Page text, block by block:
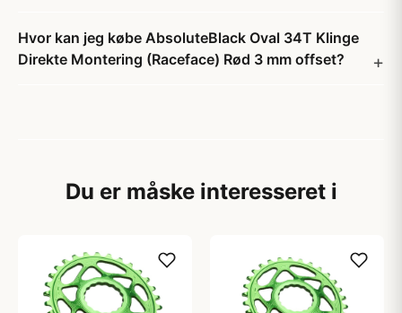
Hvor kan jeg købe AbsoluteBlack Oval 34T Klinge
Direkte Montering (Raceface) Rød 3 mm offset?
Du er måske interesseret i